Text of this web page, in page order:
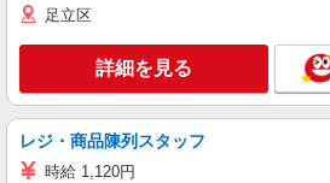
足立区
詳細を見る
レジ・商品陳列スタッフ
時給 1,120円